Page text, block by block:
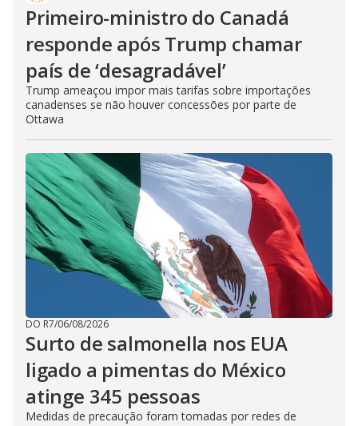
Primeiro-ministro do Canadá
responde após Trump chamar
país de ‘desagradável’
Trump ameaçou impor mais tarifas sobre importações
canadenses se não houver concessões por parte de
Ottawa
DO R7/06/08/2026
Surto de salmonella nos EUA
ligado a pimentas do México
atinge 345 pessoas
Medidas de precaução foram tomadas por redes de